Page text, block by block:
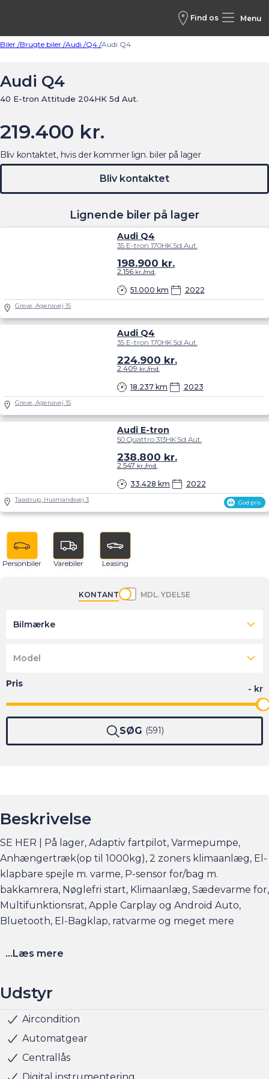
Find os Menu
Biler /Brugte biler /Audi /Q4 /Audi Q4
Audi Q4
40 E-tron Attitude 204HK 5d Aut.
219.400 kr.
Lignende biler på lager
Audi Q4
35 E-tron 170HK 5d Aut.
51.000 km 2022
198.900 kr.
2.156kr./md.
Greve, Agenavej 15
Audi Q4
35 E-tron 170HK 5d Aut.
18.237 km 2023
224.900 kr.
2.409 kr./md.
Greve, Agenavej 15
God pris
Audi E-tron
50 Quattro 313HK 5d Aut.
33.428 km 2022
238.800 kr.
2.547 kr./md.
Taastrup, Husmandsvej 3
Bliv kontaktet, hvis der kommer lign. biler på lager
Bliv kontaktet
Personbiler Varebiler Leasing
KONTANT MDL. YDELSE
Bilmærke
Model
SØG 591
Beskrivelse
SE HER | På lager, Adaptiv fartpilot, Varmepumpe,
Anhængertræk(op til 1000kg), 2 zoners klimaanlæg, El-
klapbare spejle m. varme, P-sensor for/bag m.
bakkamrera, Nøglefri start, Klimaanlæg, Sædevarme for,
Multifunktionsrat, Apple Carplay og Android Auto,
Bluetooth, El-Bagklap, ratvarme og meget mere
Elbilsinfo:
Hurtigladning: 125 kw (10-80% = ca. 27 min)
og faktorers påvirkning på rækkevidden på am.dk
...Læs mere
Udstyr
Aircondition
Automatgear
Centrallås
Servo
Sædevarme for
Udvendig temperaturmåler
USB stik
Alufælge
LED baglygter
LED forlygter
LED kørelys
Armlæn
Splitbagsæde
Stofindtræk
ABS
Airbag
Antispin
ESP
Isofix
Skiltegenkendelse
5 sæder
Bakkamera
Bluetooth
Nøglefri start
Justerbart rat
Kopholder
Klimaanlæg
Parkeringssensor for
Parkeringssensor for/bag
Apple CarPlay
Android Auto
El-foldbare spejle
El-foldbare spejle m. varme
El-håndbremse
Elruder for
El-spejle
Anhængertræk
Varmepumpe
Navigation
Anhængertræk aftageligt
Anhængertræk svingbart (man.)
Startspærre
Rat m. varme
Klimaanlæg 2-zoner